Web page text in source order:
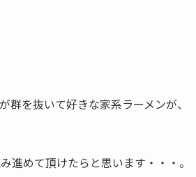
を抜いて好きな家系ラーメンが、
進めて頂けたらと思います・・・。